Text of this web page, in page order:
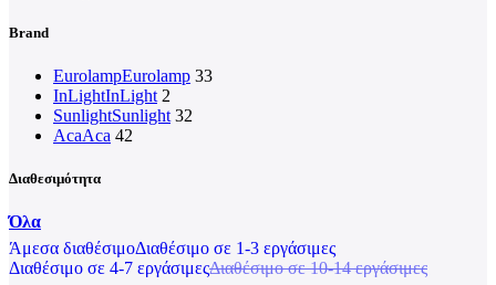
Brand
EurolampEurolamp 33
InLightInLight 2
SunlightSunlight 32
AcaAca 42
Διαθεσιμότητα
Όλα
Άμεσα διαθέσιμοΔιαθέσιμο σε 1-3 εργάσιμες
Διαθέσιμο σε 4-7 εργάσιμεςΔιαθέσιμο σε 10-14 εργάσιμες